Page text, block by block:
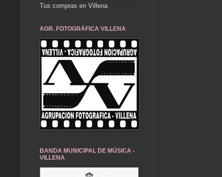
Tus compras en Villena
AGR. FOTOGRÁFICA VILLENA
BANDA MUNICIPAL DE MÚSICA -
VILLENA